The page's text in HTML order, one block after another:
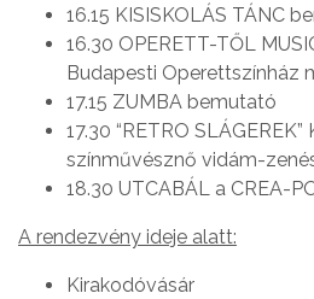
16.15 KISISKOLÁS TÁNC
16.30 OPERETT-TŐL
Budapesti Operettszínház
17.15 ZUMBA bemutató
17.30 “RETRO
színművésznő vidám-
18.30 UTCABÁL a CREA-
A rendezvény ideje alatt:
Kirakodóvásár